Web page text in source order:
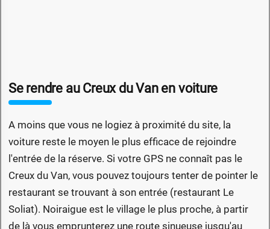
Se rendre au Creux du Van en voiture
A moins que vous ne logiez à proximité du site, la
voiture reste le moyen le plus efficace de rejoindre
l'entrée de la réserve. Si votre GPS ne connaît pas le
Creux du Van, vous pouvez toujours tenter de pointer le
restaurant se trouvant à son entrée (restaurant Le
Soliat). Noiraigue est le village le plus proche, à partir
de là vous emprunterez une route sinueuse jusqu'au